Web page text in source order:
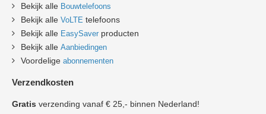
Bekijk alle Bouwtelefoons
Bekijk alle VoLTE telefoons
Bekijk alle EasySaver producten
Bekijk alle Aanbiedingen
Voordelige abonnementen
Verzendkosten
Gratis verzending vanaf € 25,- binnen Nederland!